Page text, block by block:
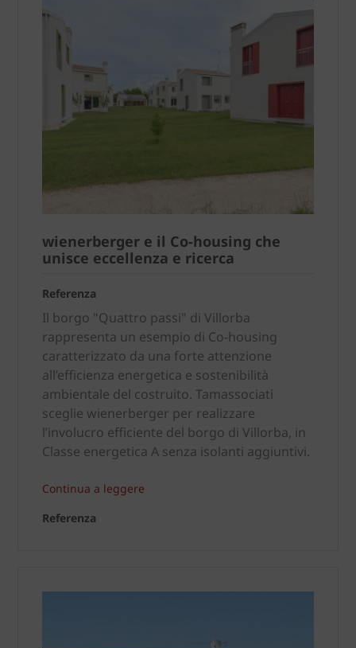
wienerberger e il Co-housing che
unisce eccellenza e ricerca
Referenza
Il borgo "Quattro passi" di Villorba
rappresenta un esempio di Co-housing
caratterizzato da una forte attenzione
all’efficienza energetica e sostenibilità
ambientale del costruito. Tamassociati
sceglie wienerberger per realizzare
l’involucro efficiente del borgo di Villorba, in
Classe energetica A senza isolanti aggiuntivi.
Continua a leggere
Referenza